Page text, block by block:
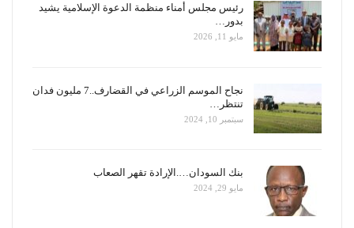
رئيس مجلس أمناء منظمة الدعوة الإسلامية يشيد
بدور…
مايو 11, 2026
نجاح الموسم الزراعي في القضارف..7 مليون فدان
تنتظر…
سبتمبر 10, 2024
بنك السودان….الإرادة تقهر الصعاب
مايو 29, 2024